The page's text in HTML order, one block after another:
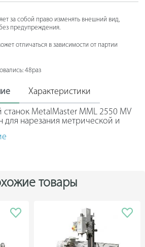
за собой право изменять внешний вид,
предупреждения.
отличаться в зависимости от партии
48раз
Характеристики
MetalMaster MML 2550 MV
для нарезания метрической и
металлических деталей
(фрезерование, сверление,
станина из серого чугуна
и отводит тепло из рабочей зоны.
20 Vario обладает мощным
головки осуществляется
винтовые стопоры фиксируют
товары